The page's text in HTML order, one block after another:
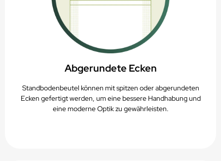
Abgerundete Ecken
Standbodenbeutel können mit spitzen oder abgerundeten
Ecken gefertigt werden, um eine bessere Handhabung und
eine moderne Optik zu gewährleisten.